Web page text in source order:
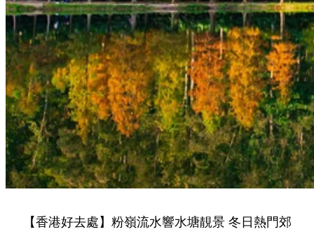
【香港好去處】粉嶺流水響水塘靚景 冬日熱門郊